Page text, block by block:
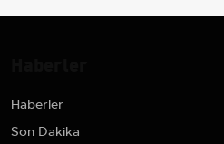
Haberler
Son Dakika